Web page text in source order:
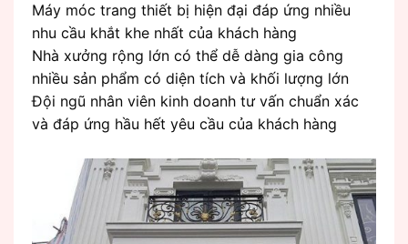
Máy móc trang thiết bị hiện đại đáp ứng nhiều
nhu cầu khắt khe nhất của khách hàng
Nhà xưởng rộng lớn có thể dễ dàng gia công
nhiều sản phẩm có diện tích và khối lượng lớn
Đội ngũ nhân viên kinh doanh tư vấn chuẩn xác
và đáp ứng hầu hết yêu cầu của khách hàng